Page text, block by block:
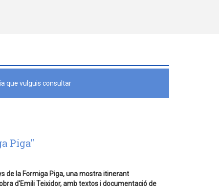
que vulguis consultar
Piga"
de la Formiga Piga, una mostra itinerant
d'Emili Teixidor, amb textos i documentació de